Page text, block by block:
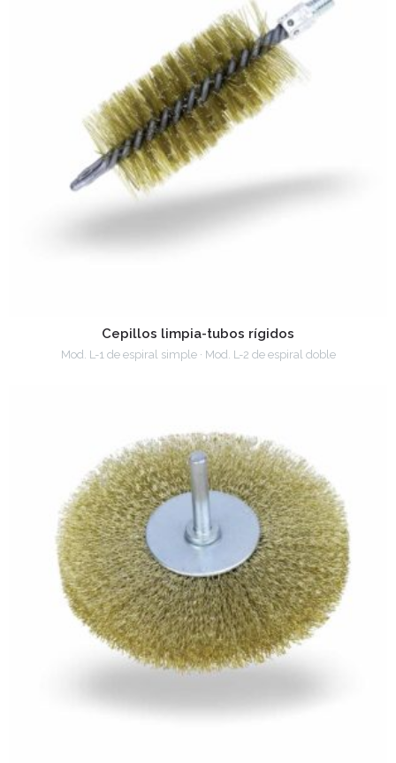
Cepillos limpia-tubos rígidos
Mod. L-1 de espiral simple · Mod. L-2 de espiral doble